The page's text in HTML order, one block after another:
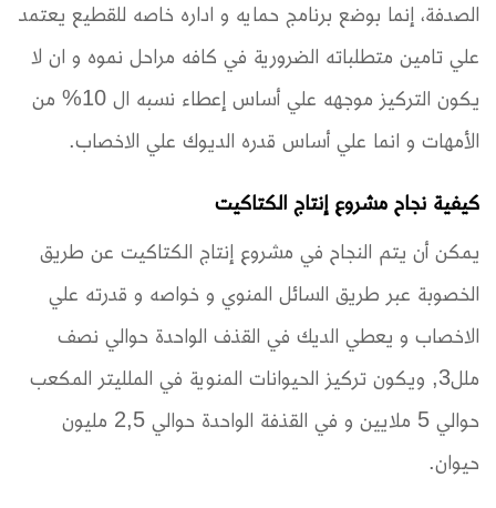
الصدفة، إنما بوضع برنامج حمايه و اداره خاصه للقطيع يعتمد
علي تامين متطلباته الضرورية في كافه مراحل نموه و ان لا
يكون التركيز موجهه علي أساس إعطاء نسبه ال 10% من
الأمهات و انما علي أساس قدره الديوك علي الاخصاب.
كيفية نجاح مشروع إنتاج الكتاكيت
يمكن أن يتم النجاح في مشروع إنتاج الكتاكيت عن طريق
الخصوبة عبر طريق السائل المنوي و خواصه و قدرته علي
الاخصاب و يعطي الديك في القذف الواحدة حوالي نصف
ملل3, ويكون تركيز الحيوانات المنوية في الملليتر المكعب
حوالي 5 ملايين و في القذفة الواحدة حوالي 2,5 مليون
حيوان.